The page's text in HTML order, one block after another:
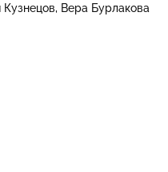
Кузнецов Вера Бурлакова